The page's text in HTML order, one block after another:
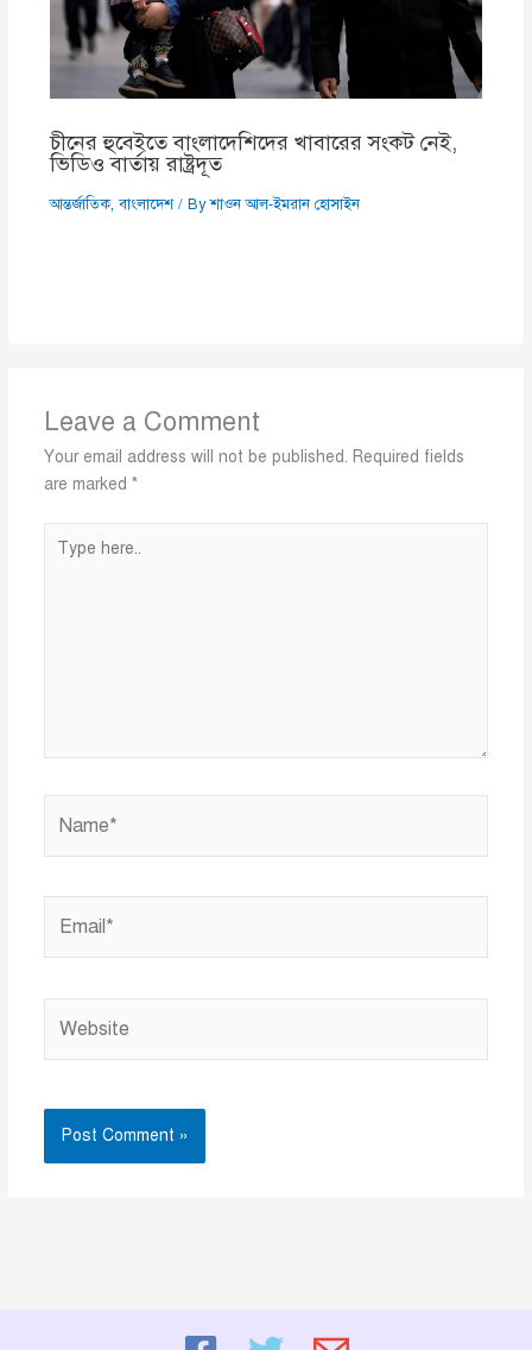
চীনের হুবেইতে বাংলাদেশিদের খাবারের সংকট নেই,
ভিডিও বার্তায় রাষ্ট্রদূত
আন্তর্জাতিক,বাংলাদেশ/ Byশাওন আল-ইমরান হোসাইন
Leave a Comment
Your email address will not be published. Required fields
are marked *
here..